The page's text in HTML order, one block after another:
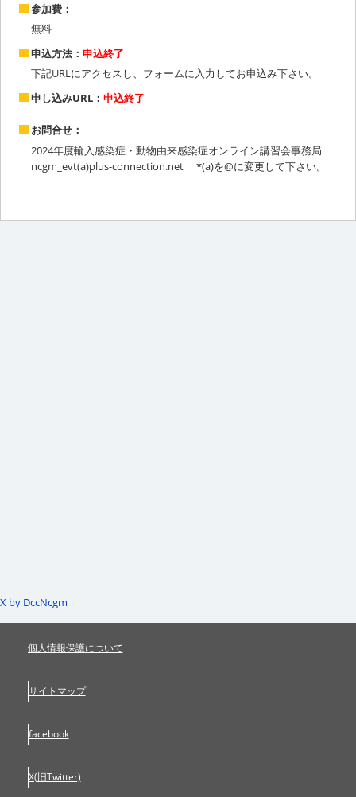
参加費：
無料
申込方法：申込終了
下記URLにアクセスし、フォームに入力してお申込み下さい。
申し込みURL：申込終了
お問合せ：
2024年度輸入感染症・動物由来感染症オンライン講習会事務局
ncgm_evt(a)plus-connection.net *(a)を@に変更して下さい。
X by DccNcgm
個人情報保護について
サイトマップ
facebook
X(旧Twitter)